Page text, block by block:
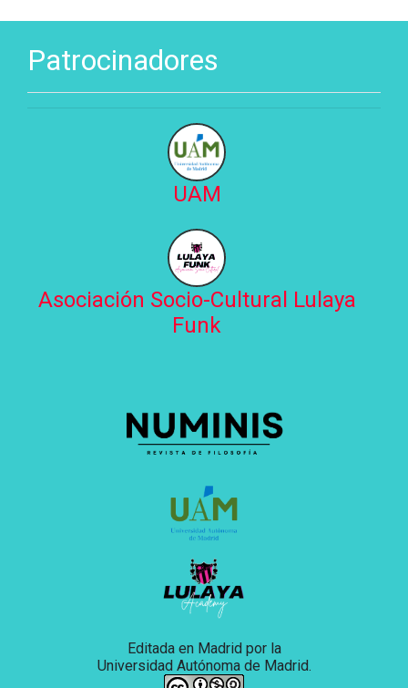
Patrocinadores
UAM
Asociación Socio-Cultural Lulaya
Funk
Editada en Madrid por la
Universidad Autónoma de Madrid.